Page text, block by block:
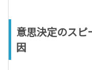
意思決定のスピ
因